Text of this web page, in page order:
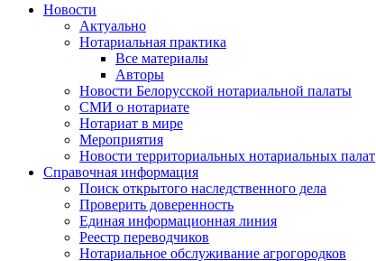
Новости
Актуально
Нотариальная практика
Все материалы
Авторы
Новости Белорусской нотариальной палаты
СМИ о нотариате
Нотариат в мире
Мероприятия
Новости территориальных нотариальных палат
Справочная информация
Поиск открытого наследственного дела
Проверить доверенность
Единая информационная линия
Реестр переводчиков
Нотариальное обслуживание агрогородков